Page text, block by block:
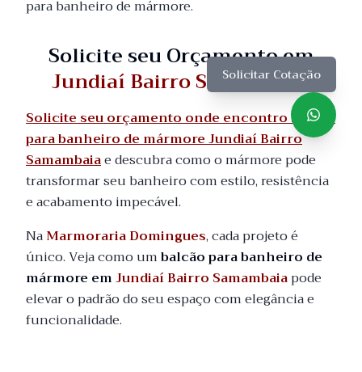
para banheiro de mármore.
Solicite seu Orçamento em
Jundiaí Bairro Samambaia
Solicite seu orçamento onde encontro balcão
para banheiro de mármore Jundiaí Bairro
Samambaiae descubra como o mármore pode
transformar seu banheiro com estilo, resistência
e acabamento impecável.
NaMarmoraria Domingues, cada projeto é
único. Veja como umbalcão para banheiro de
mármore emJundiaí Bairro Samambaiapode
elevar o padrão do seu espaço com elegância e
funcionalidade.
Solicitar Cotação